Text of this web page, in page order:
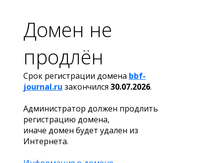
Домен не
продлён
Срок регистрации домена bbf-
journal.ru закончился 30.07.2026.
Администратор должен продлить
регистрацию домена,
иначе домен будет удален из
Интернета.